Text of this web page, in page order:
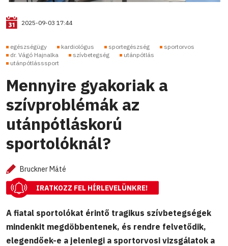
2025-09-03 17:44
egészségügy kardiológus sportegészség
sportorvos
dr. Vágó Hajnalka
szívbetegség
utánpótlás
utánpótlásssport
Mennyire gyakoriak a
szívproblémák az
utánpótláskorú
sportolóknál?
Bruckner Máté
IRATKOZZ FEL HÍRLEVELÜNKRE!
A fiatal sportolókat érintő tragikus szívbetegségek
mindenkit megdöbbentenek, és rendre felvetődik,
elegendőek-e a jelenlegi a sportorvosi vizsgálatok a